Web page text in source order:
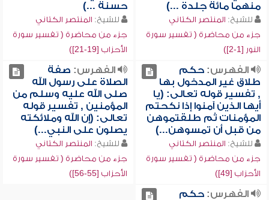
منهما مائة جلدة ...)
للشيخ: المنتصر الكتاني
جزء من محاضرة ( تفسير سورة
النور [1-2])
حسنة ...)
للشيخ: المنتصر الكتاني
جزء من محاضرة ( تفسير سورة
الأحزاب [19-21])
الفهرس:حكم
طلاق غير المدخول بها
, تفسير قوله تعالى: (يا
أيها الذين آمنوا إذا نكحتم
المؤمنات ثم طلقتموهن
من قبل أن تمسوهن...)
للشيخ: المنتصر الكتاني
جزء من محاضرة ( تفسير سورة
الأحزاب [49])
الفهرس: صفة
الصلاة على رسول الله
صلى الله عليه وسلم من
المؤمنين , تفسير قوله
تعالى: (إن الله وملائكته
يصلون على النبي...)
للشيخ: المنتصر الكتاني
جزء من محاضرة ( تفسير سورة
الأحزاب [55-56])
الفهرس:حكم